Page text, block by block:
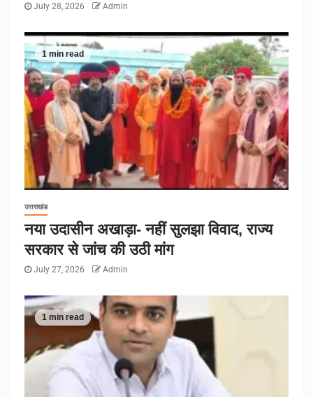
July 28, 2026 Admin
1 min read
उत्तराखंड
नया उदासीन अखाड़ा- नहीं सुलझा विवाद, राज्य
सरकार से जांच की उठी मांग
July 27, 2026 Admin
1 min read